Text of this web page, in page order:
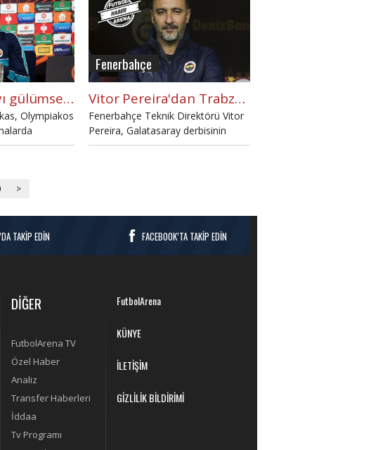
Vitor Pereira'yı gülümseten soru: "Yanıtlamayacağım"
Olympiakos
Fenerbahçe
Vitor Pereira'dan Trabzonspor göndermesi!
Fenerbahçe Teknik Direktörü Vitor
Pereira, Galatasaray derbisinin
ardından açıklamalarda bulundu.
>
TAKİP EDİN FACEBOOK’TA TAKİP EDİN
DİĞER
FutbolArena TV
Özel Haber
Analiz
Transfer Haberleri
İddaa
Tv Programı
FutbolArena
KÜNYE
İLETİŞİM
GİZLİLİK BİLDİRİMİ